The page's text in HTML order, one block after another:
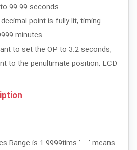
99.99 seconds.
decimal point is fully lit, timing
minutes.
to set the OP to 3.2 seconds,
to the penultimate position, LCD
is 1-9999tims.’----’ means